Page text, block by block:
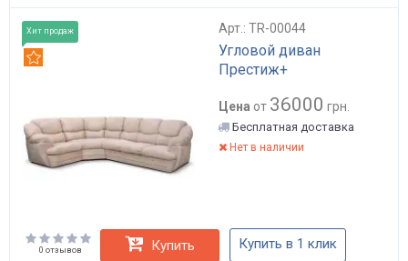
Хит продаж Арт.: TR-00044
Угловой диван
Престиж+
Цена от 36000 грн.
Бесплатная доставка
Нет в наличии
0 отзывов Купить Купить в 1 клик